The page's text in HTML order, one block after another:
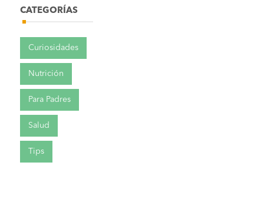
CATEGORÍAS
Curiosidades
Nutrición
Para Padres
Salud
Tips